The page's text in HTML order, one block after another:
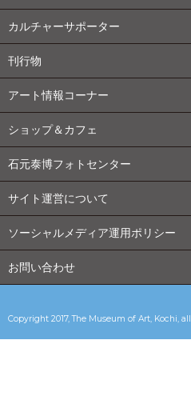
カルチャーサポーター
刊行物
アート情報コーナー
ショップ＆カフェ
石元泰博フォトセンター
サイト運営について
ソーシャルメディア運用ポリシー
お問い合わせ
Copyright 2017, The Museum of Art, Kochi,